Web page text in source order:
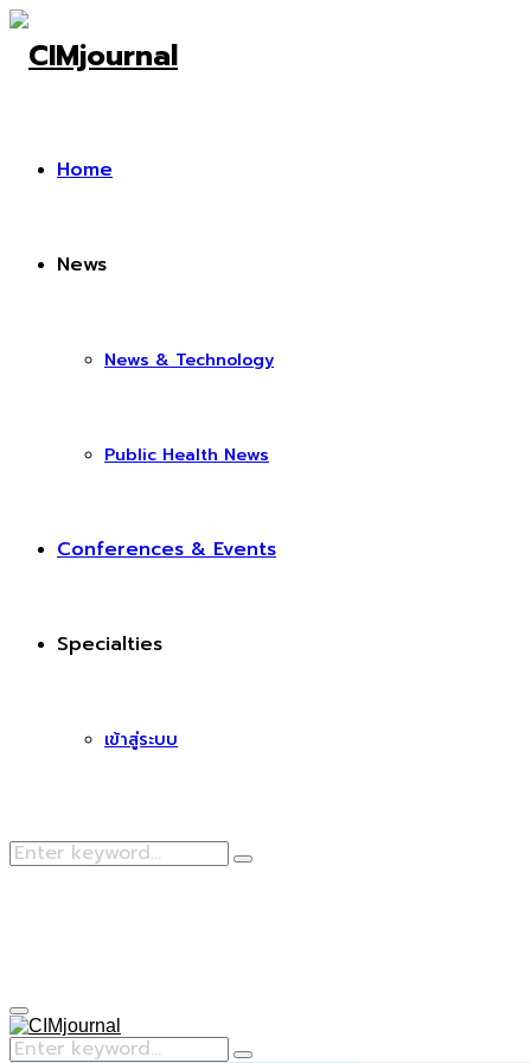
Home
News
News & Technology
Public Health News
Conferences & Events
Specialties
เข้าสู่ระบบ
Search
Search
Primary
Menu
Search